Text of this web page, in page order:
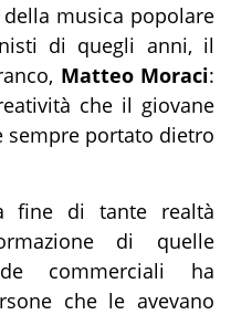
musica popolare
di quegli anni, il
Matteo Moraci:
che il giovane
portato dietro
fine di tante realtà
di quelle
commerciali ha
che le avevano